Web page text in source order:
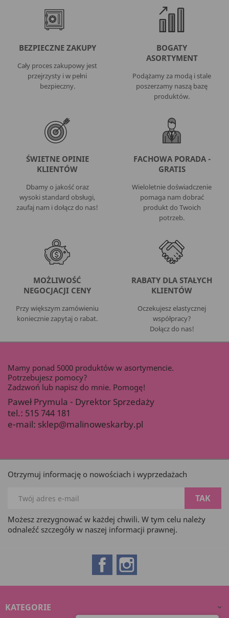
BEZPIECZNE ZAKUPY
Cały proces zakupowy jest
przejrzysty i w pełni
bezpieczny.
BOGATY
ASORTYMENT
Podążamy za modą i stale
poszerzamy naszą bazę
produktów.
ŚWIETNE OPINIE
KLIENTÓW
Dbamy o jakość oraz
wysoki standard obsługi,
zaufaj nam i dołącz do nas!
FACHOWA PORADA -
GRATIS
Wieloletnie doświadczenie
pomaga nam dobrać
produkt do Twoich
potrzeb.
MOŻLIWOŚĆ
NEGOCJACJI CENY
Przy większym zamówieniu
koniecznie zapytaj o rabat.
RABATY DLA STAŁYCH
KLIENTÓW
Oczekujesz elastycznej
współpracy?
Dołącz do nas!
Mamy ponad 5000 produktów w asortymencie.
Potrzebujesz pomocy?
Zadzwoń lub napisz do mnie. Pomogę!
Paweł Prymula - Dyrektor Sprzedaży
tel.: 515 744 181
e-mail: sklep@malinoweskarby.pl
Otrzymuj informację o nowościach i wyprzedażach
Możesz zrezygnować w każdej chwili. W tym celu należy
odnaleźć szczegóły w naszej informacji prawnej.
Facebook
KATEGORIE 